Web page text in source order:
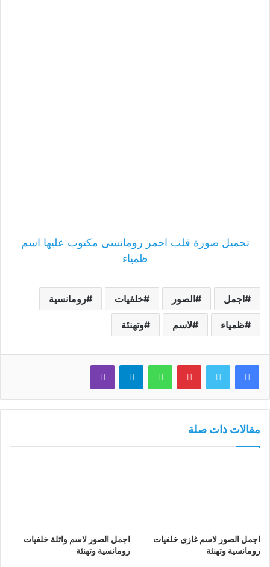
تحميل صورة قلب احمر رومانسى مكتوب عليها اسم
ظمياء
اجمل الصور خلفيات رومانسية
ظمياء لاسم وتهنئة
فيسبوك تويتر بينتيريستواتساب تيلقرام ڤايبر
مقالات ذات صلة
اجمل الصور لاسم غازى خلفيات
رومانسية وتهنئة
اجمل الصور لاسم واثلة خلفيات
رومانسية وتهنئة